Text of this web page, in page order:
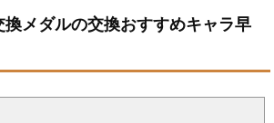
メダルの交換おすすめキャラ早